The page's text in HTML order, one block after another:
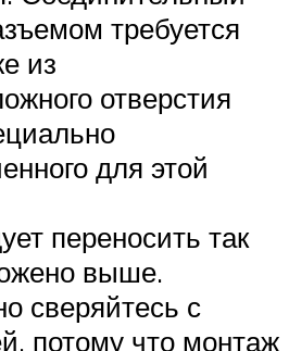
требуется
из
отверстия
для этой
переносить так
выше.
сверяйтесь с
потому что монтаж